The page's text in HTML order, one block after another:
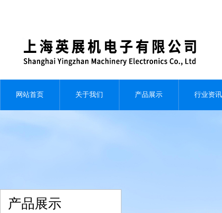
网站首页 关于我们 产品展示 行业资讯
产品展示